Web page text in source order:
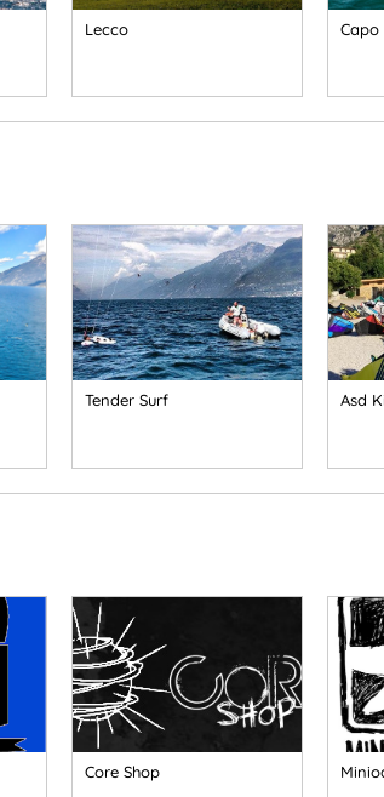
Lecco Capo
Tender Surf Asd
Core Shop